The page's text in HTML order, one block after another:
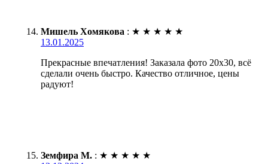
Мишель Хомякова : ★ ★ ★ ★ ★
13.01.2025
Прекрасные впечатления! Заказала фото 20х30, всё
сделали очень быстро. Качество отличное, цены
радуют!
Земфира М. : ★ ★ ★ ★ ★